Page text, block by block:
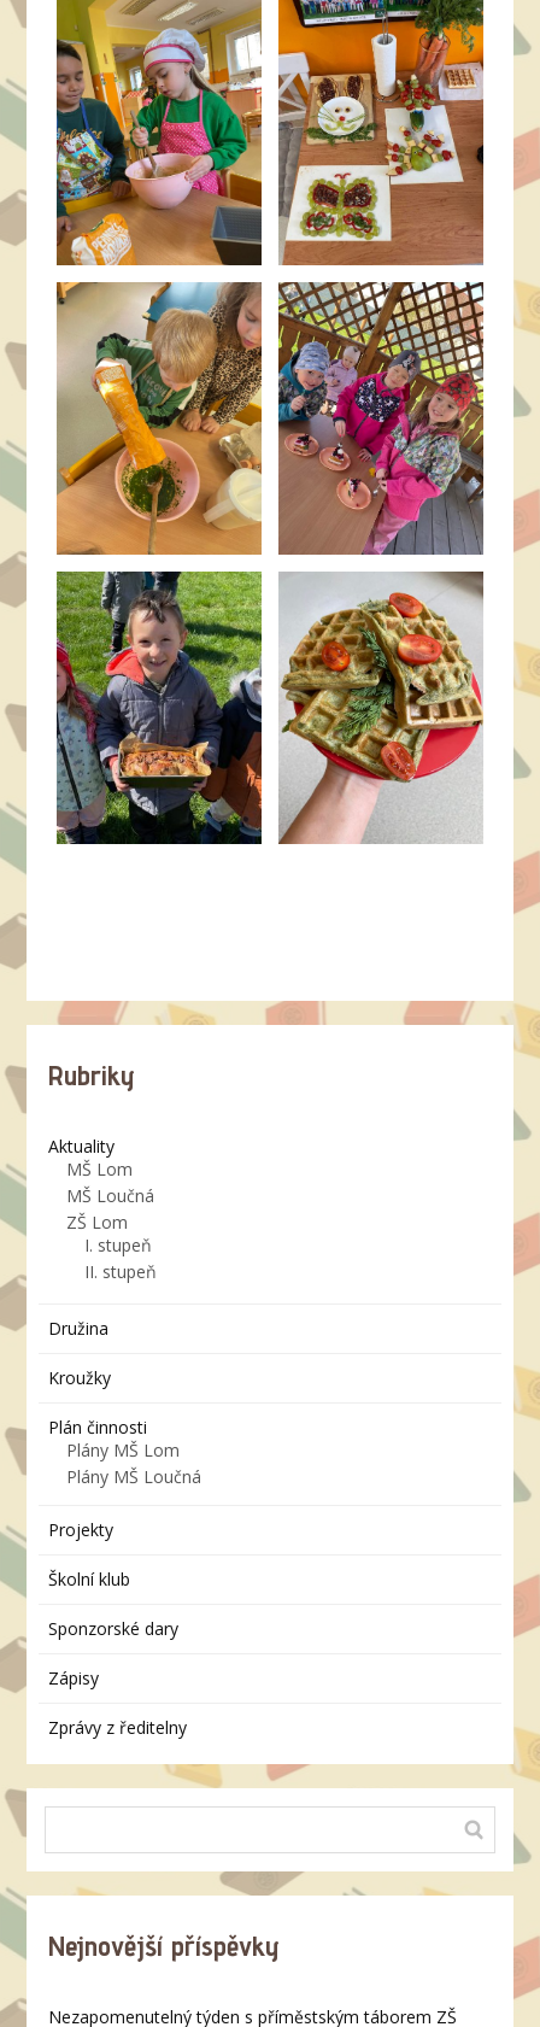
Rubriky
Aktuality
MŠ Lom
MŠ Loučná
ZŠ Lom
I. stupeň
II. stupeň
Družina
Kroužky
Plán činnosti
Plány MŠ Lom
Plány MŠ Loučná
Projekty
Školní klub
Sponzorské dary
Zápisy
Zprávy z ředitelny
Nejnovější příspěvky
Nezapomenutelný týden s příměstským táborem ZŠ